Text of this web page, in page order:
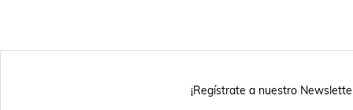
¡Regístrate a nuestro